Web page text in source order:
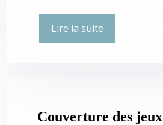
Lire la suite
Couverture des jeux